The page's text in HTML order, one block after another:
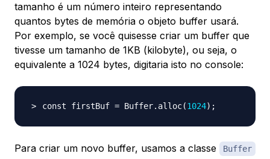
tamanho é um número inteiro representando
quantos bytes de memória o objeto buffer usará.
Por exemplo, se você quisesse criar um buffer que
tivesse um tamanho de 1KB (kilobyte), ou seja, o
equivalente a 1024 bytes, digitaria isto no console:
const firstBuf = Buffer.alloc(1024) ;
Para criar um novo buffer, usamos a classe Buffer